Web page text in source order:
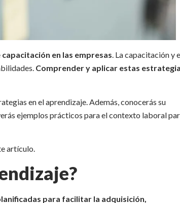
en las empresas. La capacitación y
Comprender y aplicar estas
en el aprendizaje. Además, conocerás su
ejemplos prácticos para el contexto laboral
artículo.
para facilitar la adquisición,